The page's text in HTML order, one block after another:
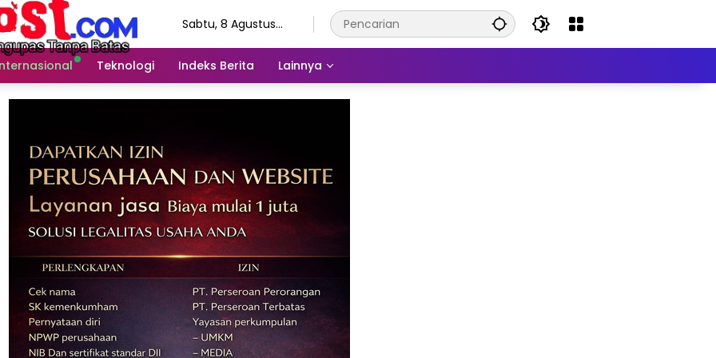
Sabtu, 8 Agustus
Teknologi Indeks Berita Lainnya